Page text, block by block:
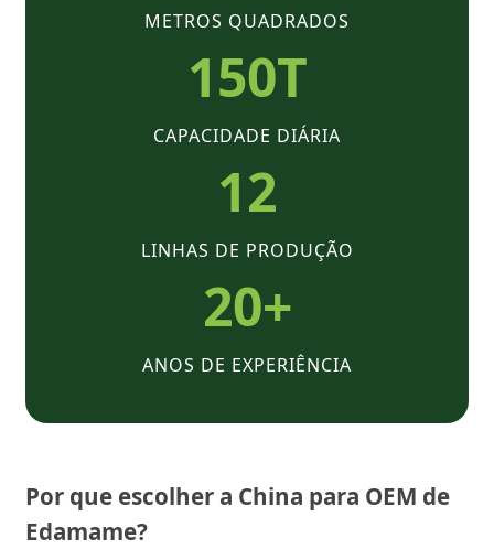
METROS QUADRADOS
150T
CAPACIDADE DIÁRIA
12
LINHAS DE PRODUÇÃO
20+
ANOS DE EXPERIÊNCIA
Por que escolher a China para OEM de
Edamame?